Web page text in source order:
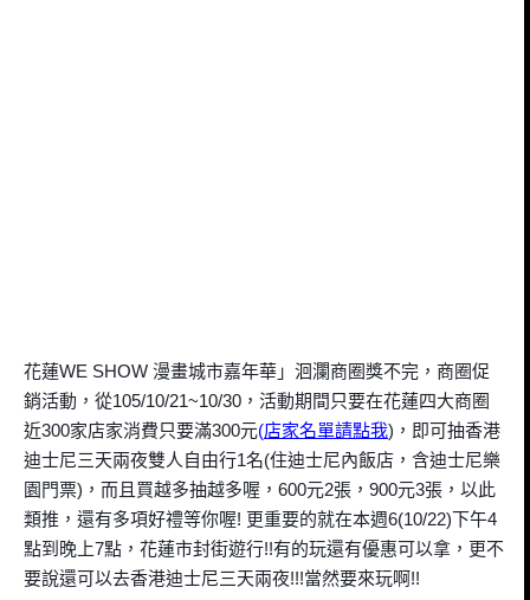
花蓮WE SHOW 漫畫城市嘉年華」洄瀾商圈獎不完，商圈促
銷活動，從105/10/21~10/30，活動期間只要在花蓮四大商圈
近300家店家消費只要滿300元(店家名單請點我)，即可抽香港
迪士尼三天兩夜雙人自由行1名(住迪士尼內飯店，含迪士尼樂
園門票)，而且買越多抽越多喔，600元2張，900元3張，以此
類推，還有多項好禮等你喔! 更重要的就在本週6(10/22)下午4
點到晚上7點，花蓮市封街遊行!!有的玩還有優惠可以拿，更不
要說還可以去香港迪士尼三天兩夜!!!當然要來玩啊!!